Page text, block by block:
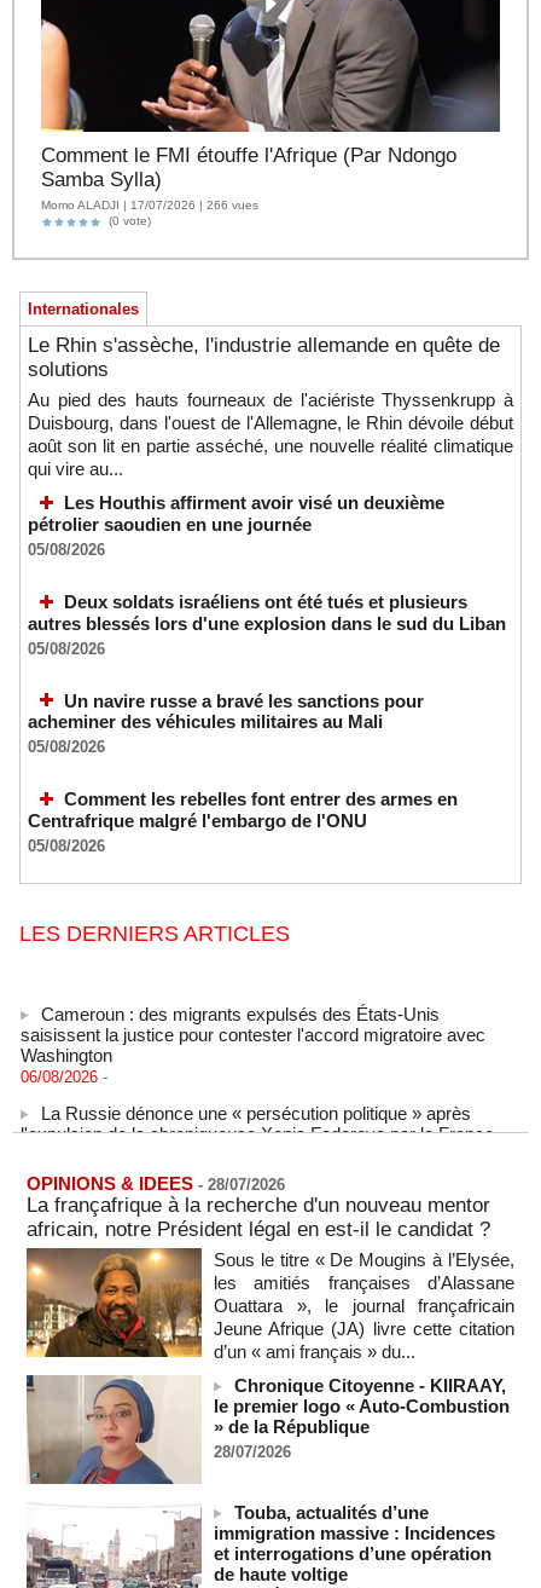
Comment le FMI étouffe l'Afrique (Par Ndongo
Samba Sylla)
Momo ALADJI | 17/07/2026 | 266 vues
(0 vote)
Internationales
Le Rhin s'assèche, l'industrie allemande en quête de
solutions
Au pied des hauts fourneaux de l'aciériste Thyssenkrupp à
Duisbourg, dans l'ouest de l'Allemagne, le Rhin dévoile début
août son lit en partie asséché, une nouvelle réalité climatique
qui vire au...
Les Houthis affirment avoir visé un deuxième
pétrolier saoudien en une journée
05/08/2026
Deux soldats israéliens ont été tués et plusieurs
autres blessés lors d'une explosion dans le sud du Liban
05/08/2026
Un navire russe a bravé les sanctions pour
acheminer des véhicules militaires au Mali
05/08/2026
Comment les rebelles font entrer des armes en
Centrafrique malgré l'embargo de l'ONU
05/08/2026
LES DERNIERS ARTICLES
saisissent la justice pour contester l'accord migratoire avec
Washington
06/08/2026 -
l'expulsion de la chroniqueuse Xenia Fedorova par la France
06/08/2026 -
Le Rhin s'assèche, l'industrie allemande en quête de
solutions
06/08/2026 -
La Corée du Nord a tiré un missile balistique en direction de
la mer du Japon, selon l'armée sud-coréenne
06/08/2026 -
Sénégal - Une revue de presse du 6 août 2026 (IA)
06/08/2026 -
SENEGAL - Les Unes de la presse quotidienne du 6 août
06/08/2026 -MOMO ALADJI
États-Unis : plusieurs personnes tuées dans une fusillade de
masse en Caroline du Nord
05/08/2026 -
Les Houthis affirment avoir visé un deuxième pétrolier
saoudien en une journée
OPINIONS & IDEES - 28/07/2026
La françafrique à la recherche d'un nouveau mentor
africain, notre Président légal en est-il le candidat ?
Sous le titre « De Mougins à l’Elysée,
les amitiés françaises d’Alassane
Ouattara », le journal françafricain
Jeune Afrique (JA) livre cette citation
d’un « ami français » du...
Chronique Citoyenne - KIIRAAY,
le premier logo « Auto-Combustion
» de la République
28/07/2026
Touba, actualités d’une
immigration massive : Incidences
et interrogations d’une opération
de haute voltige